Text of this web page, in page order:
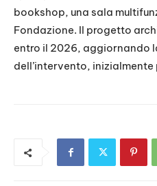
bookshop, una sala
Fondazione. Il progetto
entro il 2026, aggiornando
dell’intervento,